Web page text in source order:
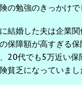
の勉強のきっかけで
結婚した夫は企業関
保障額が高すぎる保
20代でも5万近い保
貧乏になっていまし